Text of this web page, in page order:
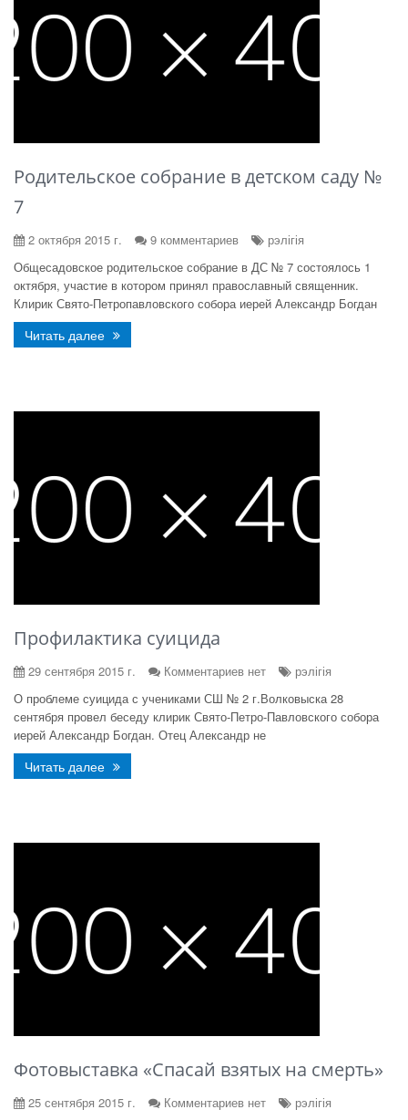
Родительское собрание в детском саду №
7
2 октября 2015 г. 9 комментариев
рэлігія
Общесадовское родительское собрание в ДС № 7 состоялось 1
октября, участие в котором принял православный священник.
Клирик Свято-Петропавловского собора иерей Александр Богдан
Читать далее
Профилактика суицида
29 сентября 2015 г. Комментариев нет
рэлігія
О проблеме суицида с учениками СШ № 2 г.Волковыска 28
сентября провел беседу клирик Свято-Петро-Павловского собора
иерей Александр Богдан. Отец Александр не
Читать далее
Фотовыставка «Спасай взятых на смерть»
25 сентября 2015 г. Комментариев нет
рэлігія